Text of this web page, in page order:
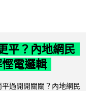
平？內地網民
電邏輯
過開開關關？內地網民